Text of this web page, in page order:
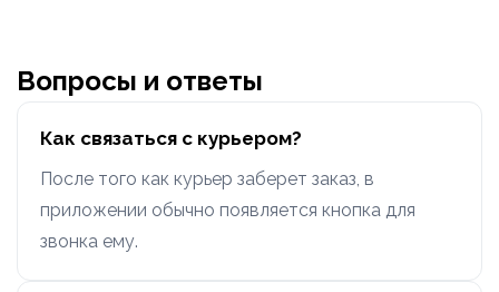
Вопросы и ответы
Как связаться с курьером?
После того как курьер заберет заказ, в
приложении обычно появляется кнопка для
звонка ему.